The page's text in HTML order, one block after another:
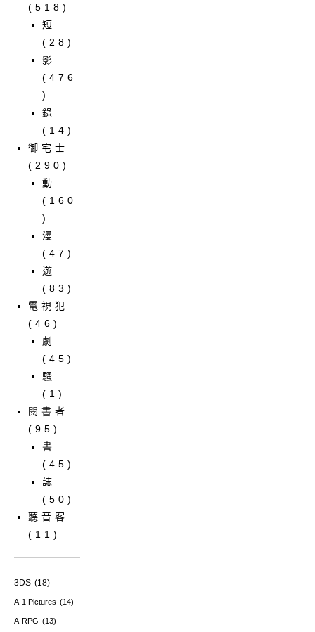
(518)
短
(28)
影
(476
)
錄
(14)
御宅士
(290)
動
(160
)
漫
(47)
遊
(83)
電視犯
(46)
劇
(45)
騷
(1)
閱書者
(95)
書
(45)
誌
(50)
聽音客
(11)
3DS (18)
A-1 Pictures (14)
A-RPG (13)